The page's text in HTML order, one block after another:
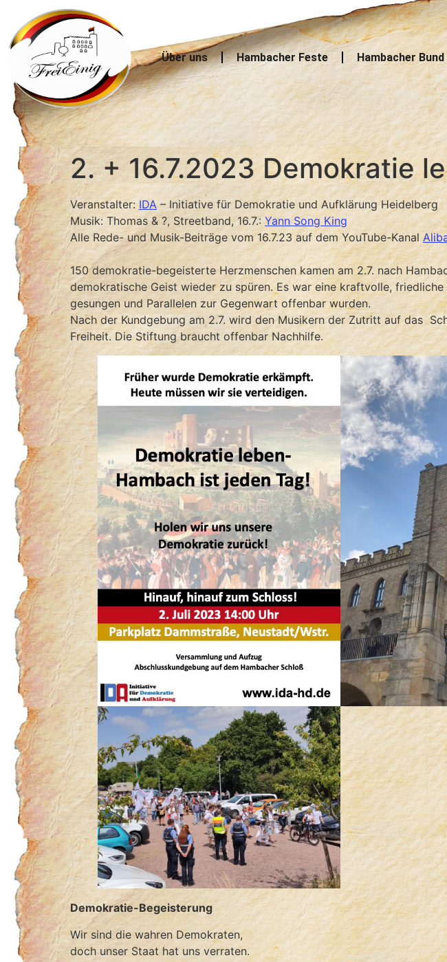
Über uns Hambacher Feste Hambacher Bund
2. + 16.7.2023 Demokratie
Veranstalter:IDA– Initiative für Demokratie und Aufklärung Heidelberg
Musik: Thomas & ?, Streetband, 16.7.: Yann Song King
Alle Rede- und Musik-Beiträge vom 16.7.23 auf dem YouTube-Kanal
150 demokratie-begeisterte Herzmenschen kamen am 2.7. nach
demokratische Geist wieder zu spüren. Es war eine kraftvolle,
gesungen und Parallelen zur Gegenwart offenbar wurden.
Nach der Kundgebung am 2.7. wird den Musikern der Zutritt auf das
Freiheit. Die Stiftung braucht offenbar Nachhilfe.
Demokratie-Begeisterung
Wir sind die wahren Demokraten,
doch unser Staat hat uns verraten.